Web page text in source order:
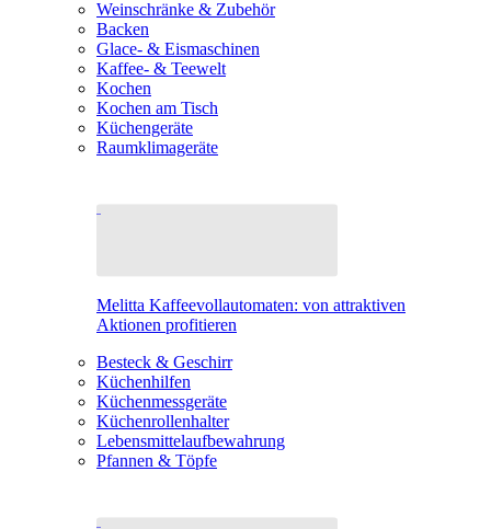
Weinschränke & Zubehör
Backen
Glace- & Eismaschinen
Kaffee- & Teewelt
Kochen
Kochen am Tisch
Küchengeräte
Raumklimageräte
Melitta Kaffeevollautomaten: von attraktiven
Aktionen profitieren
Besteck & Geschirr
Küchenhilfen
Küchenmessgeräte
Küchenrollenhalter
Lebensmittelaufbewahrung
Pfannen & Töpfe